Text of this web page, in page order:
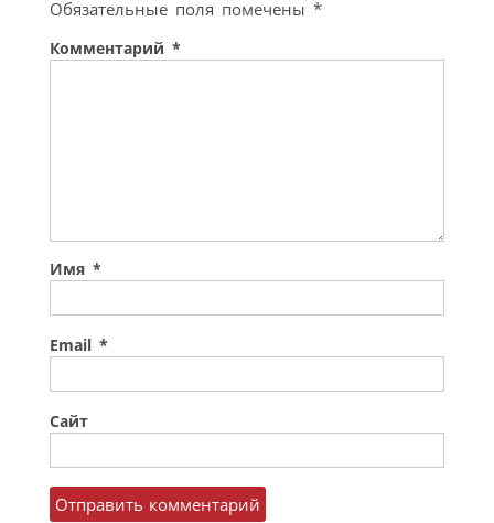
Обязательные поля помечены *
Комментарий *
Имя *
Email *
Сайт